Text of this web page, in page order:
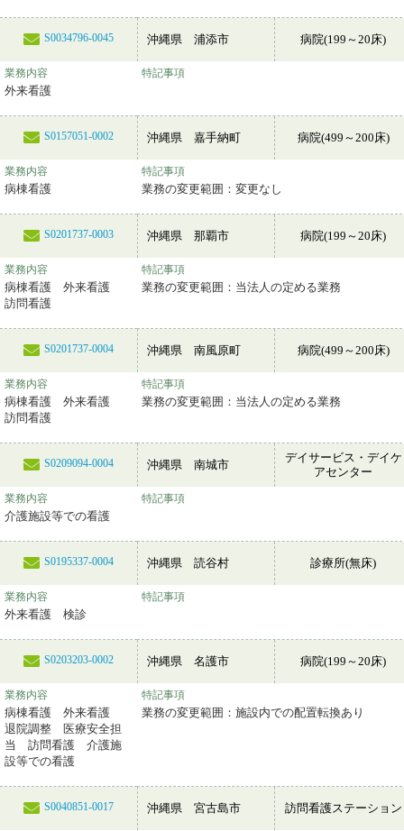
S0034796-0045 沖縄県 浦添市 病院(199～20床)
業務内容
外来看護
特記事項
S0157051-0002 沖縄県 嘉手納町 病院(499～200床)
業務内容
病棟看護
特記事項
業務の変更範囲：変更なし
S0201737-0003 沖縄県 那覇市 病院(199～20床)
業務内容
病棟看護 外来看護
訪問看護
特記事項
業務の変更範囲：当法人の定める業務
S0201737-0004 沖縄県 南風原町 病院(499～200床)
業務内容
病棟看護 外来看護
訪問看護
特記事項
業務の変更範囲：当法人の定める業務
S0209094-0004 沖縄県 南城市
デイサービス・デイケ
アセンター
業務内容
介護施設等での看護
特記事項
S0195337-0004 沖縄県 読谷村 診療所(無床)
業務内容
外来看護 検診
特記事項
S0203203-0002 沖縄県 名護市 病院(199～20床)
業務内容
病棟看護 外来看護
退院調整 医療安全担
当 訪問看護 介護施
設等での看護
特記事項
業務の変更範囲：施設内での配置転換あり
S0040851-0017 沖縄県 宮古島市 訪問看護ステーション